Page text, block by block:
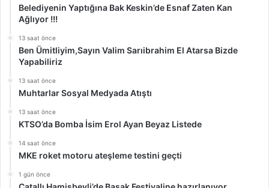
Belediyenin Yaptığına Bak Keskin’de Esnaf Zaten Kan
Ağlıyor !!!
13 saat önce
Ben Ümitliyim,Sayın Valim Sarıibrahim El Atarsa Bizde
Yapabiliriz
13 saat önce
Muhtarlar Sosyal Medyada Atıştı
13 saat önce
KTSO’da Bomba İsim Erol Ayan Beyaz Listede
14 saat önce
MKE roket motoru ateşleme testini geçti
1 gün önce